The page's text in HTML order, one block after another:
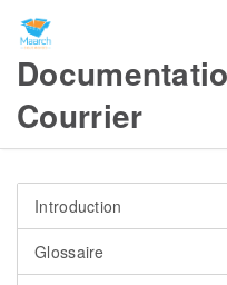
Courrier
Introduction
Glossaire